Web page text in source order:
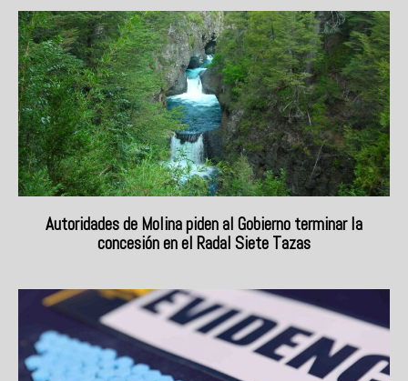
Autoridades de Molina piden al Gobierno terminar la
concesión en el Radal Siete Tazas